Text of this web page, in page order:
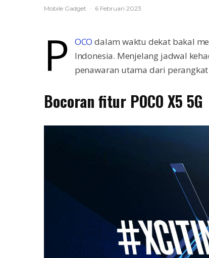
Mobile Gadget · 6 Februari 2023
P OCO dalam waktu dekat bakal
Indonesia. Menjelang jadwal
penawaran utama dari
Bocoran fitur POCO X5 5G